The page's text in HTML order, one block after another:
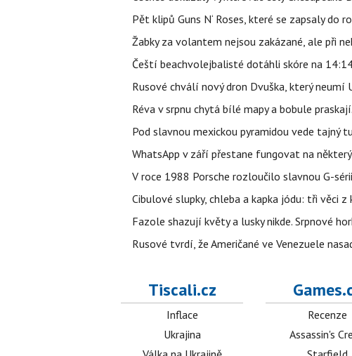
Pět klipů Guns N‘ Roses, které se zapsaly do
Žabky za volantem nejsou zakázané, ale při
Čeští beachvolejbalisté dotáhli skóre na
Rusové chválí nový dron Dvuška, který neumí
Réva v srpnu chytá bílé mapy a bobule
Pod slavnou mexickou pyramidou vede tajný
WhatsApp v září přestane fungovat na
V roce 1988 Porsche rozloučilo slavnou G-
Cibulové slupky, chleba a kapka jódu: tři věci
Fazole shazují květy a lusky nikde. Srpnové
Rusové tvrdí, že Američané ve Venezuele
Tiscali.cz
Inflace
Ukrajina
Recenze
Assassin's